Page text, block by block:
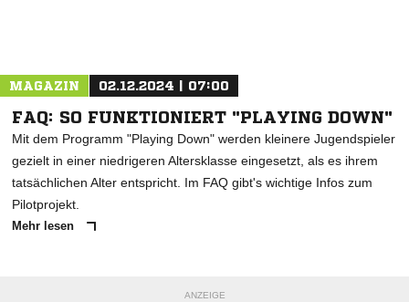
MAGAZIN 02.12.2024 | 07:00
FAQ: SO FUNKTIONIERT "PLAYING DOWN"
Mit dem Programm "Playing Down" werden kleinere Jugendspieler
gezielt in einer niedrigeren Altersklasse eingesetzt, als es ihrem
tatsächlichen Alter entspricht. Im FAQ gibt's wichtige Infos zum
Pilotprojekt.
Mehr lesen
ANZEIGE